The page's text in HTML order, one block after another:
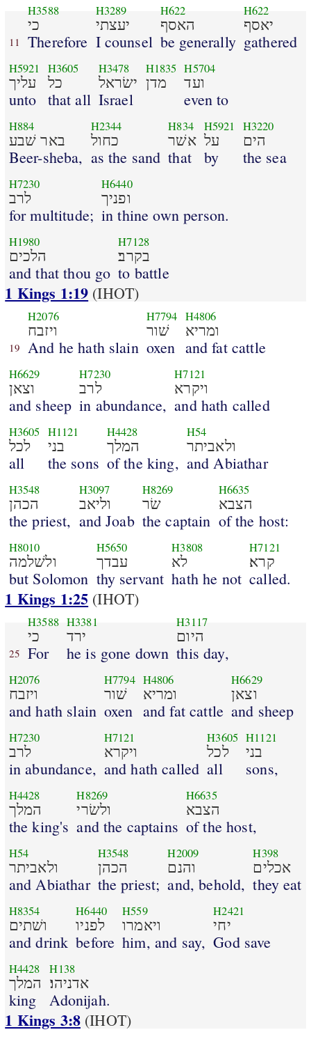
11
H3588
כי
Therefore
H3289
יעצתי
I counsel
H622
האסף
be generally
H622
יאסף
gathered
H5921
עליך
unto
H3605
כל
that all
H3478
ישׂראל
Israel
H1835
מדן
H5704
ועד
even to
H884
באר שׁבע
Beer-sheba,
H2344
כחול
as the sand
H834
אשׁר
that
H5921
על
by
H3220
הים
the sea
H7230
לרב
for multitude;
H6440
ופניך
in thine own person.
H1980
הלכים
and that thou go
H7128
בקרב׃
to battle
1 Kings 1:19 (IHOT)
19
H2076
ויזבח
And he hath slain
H7794
שׁור
oxen
H4806
ומריא
and fat cattle
H6629
וצאן
and sheep
H7230
לרב
in abundance,
H7121
ויקרא
and hath called
H3605
לכל
all
H1121
בני
the sons
H4428
המלך
of the king,
H54
ולאביתר
and Abiathar
H3548
הכהן
the priest,
H3097
וליאב
and Joab
H8269
שׂר
the captain
H6635
הצבא
of the host:
H8010
ולשׁלמה
but Solomon
H5650
עבדך
thy servant
H3808
לא
hath he not
H7121
קרא׃
called.
1 Kings 1:25 (IHOT)
25
H3588
כי
For
H3381
ירד
he is gone down
H3117
היום
this day,
H2076
ויזבח
and hath slain
H7794
שׁור
oxen
H4806
ומריא
and fat cattle
H6629
וצאן
and sheep
H7230
לרב
in abundance,
H7121
ויקרא
and hath called
H3605
לכל
all
H1121
בני
sons,
H4428
המלך
the king's
H8269
ולשׂרי
and the captains
H6635
הצבא
of the host,
H54
ולאביתר
and Abiathar
H3548
הכהן
the priest;
H2009
והנם
and, behold,
H398
אכלים
they eat
H8354
ושׁתים
and drink
H6440
לפניו
before
H559
ויאמרו
him, and say,
H2421
יחי
God save
H4428
המלך
king
H138
אדניהו׃
Adonijah.
1 Kings 3:8 (IHOT)